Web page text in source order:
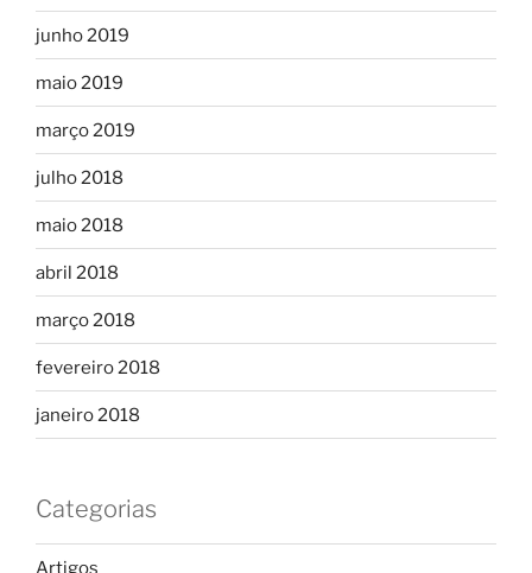
junho 2019
maio 2019
março 2019
julho 2018
maio 2018
abril 2018
março 2018
fevereiro 2018
janeiro 2018
Categorias
Artigos